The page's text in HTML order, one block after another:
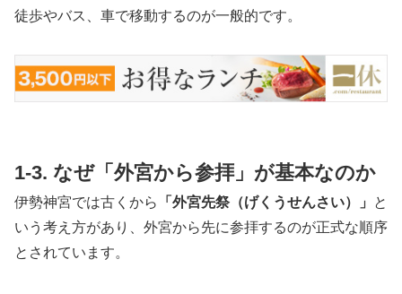
徒歩やバス、車で移動するのが一般的です。
1-3. なぜ「外宮から参拝」が基本なのか
伊勢神宮では古くから 「外宮先祭（げくうせんさい）」
と
いう考え方があり、外宮から先に参拝するのが正式な順序
とされています。